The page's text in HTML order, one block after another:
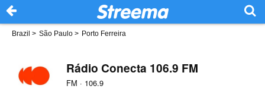
Brazil > São Paulo > Porto Ferreira
Rádio Conecta 106.9 FM
FM · 106.9